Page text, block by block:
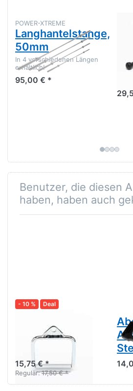
POWER-XTREME
Langhantelstange,
50mm
In 4 verschiedenen Längen
erhältlich!
95,00 € *
Benutzer, die diesen
haben, haben auch
- 10 % Deal
Einhandgriff,
15,75 € *
Regulär:17,50 € *